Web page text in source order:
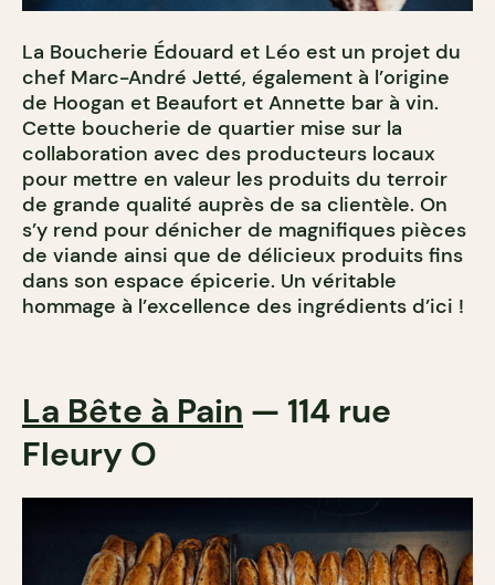
La Boucherie Édouard et Léo est un projet du
chef Marc-André Jetté, également à l’origine
de Hoogan et Beaufort et Annette bar à vin.
Cette boucherie de quartier mise sur la
collaboration avec des producteurs locaux
pour mettre en valeur les produits du terroir
de grande qualité auprès de sa clientèle. On
s’y rend pour dénicher de magnifiques pièces
de viande ainsi que de délicieux produits fins
dans son espace épicerie. Un véritable
hommage à l’excellence des ingrédients d’ici !
La Bête à Pain — 114 rue
Fleury O